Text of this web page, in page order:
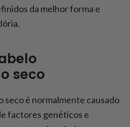
no cabelo encaracolado
adequados para
da melhor forma e
seco
seco é normalmente causado
factores genéticos e